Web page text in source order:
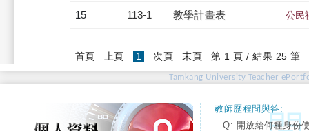
15 113-1 教學計畫表 公民
首頁 上頁 1 (current)
次頁 末頁 第 1 頁 / 結果 25 筆
Tamkang University Teacher
教師歷程問與答:
Q: 開放給何種身份